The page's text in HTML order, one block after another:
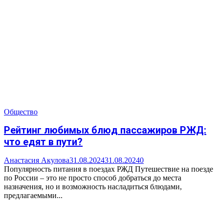
Общество
Рейтинг любимых блюд пассажиров РЖД:
что едят в пути?
Анастасия Акулова31.08.202431.08.20240
Популярность питания в поездах РЖД Путешествие на поезде
по России – это не просто способ добраться до места
назначения, но и возможность насладиться блюдами,
предлагаемыми...